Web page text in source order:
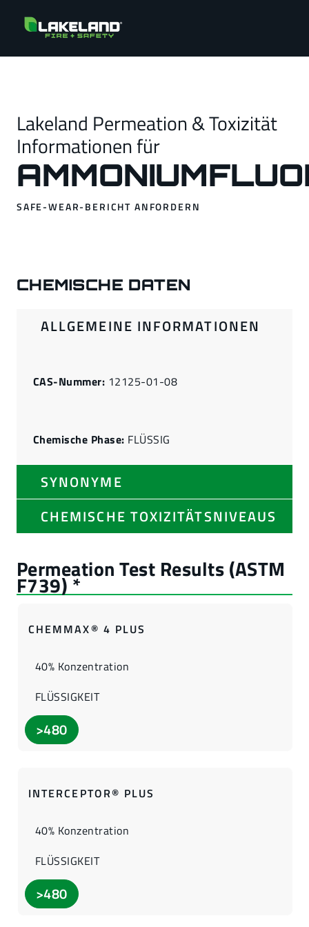
Lakeland Permeation & Toxizität
Informationen für
SAFE-WEAR-BERICHT ANFORDERN
CHEMISCHE DATEN
ALLGEMEINE INFORMATIONEN
SYNONYME
CHEMISCHE TOXIZITÄTSNIVEAUS
CAS-Nummer: 12125-01-08
Chemische Phase: FLÜSSIG
CHEMMAX® 4 PLUS
40% Konzentration
FLÜSSIGKEIT
>480
INTERCEPTOR® PLUS
40% Konzentration
FLÜSSIGKEIT
>480